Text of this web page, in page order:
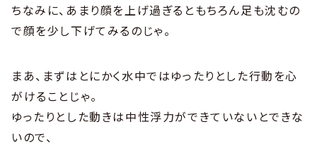
ちなみに、あまり顔を上げ過ぎるともちろん足も沈むの
で顔を少し下げてみるのじゃ。
まあ、まずはとにかく水中ではゆったりとした行動を心
がけることじゃ。
ゆったりとした動きは中性浮力ができていないとできな
いので、